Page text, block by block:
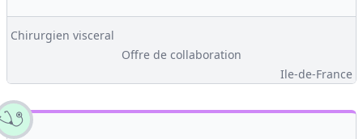
Chirurgien visceral
Offre de collaboration
Ile-de-France